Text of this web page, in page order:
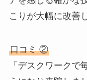
こりが大幅に改善
口コミ ②
「デスクワークで